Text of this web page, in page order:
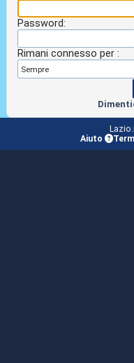
Password:
Rimani connesso per :
Aiuto